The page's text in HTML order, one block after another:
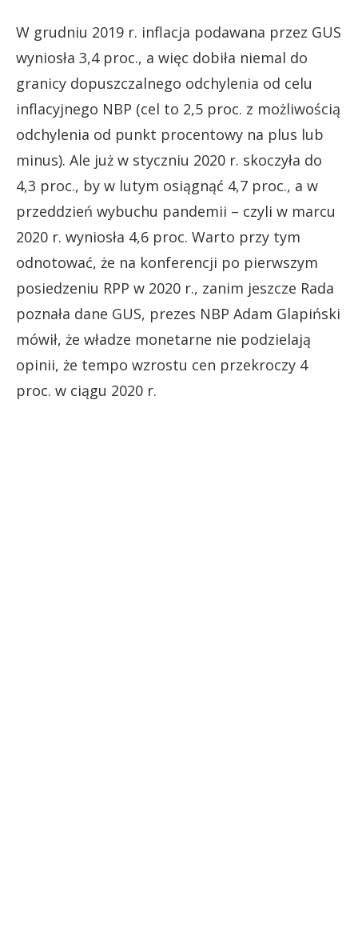
W grudniu 2019 r. inflacja podawana przez GUS
wyniosła 3,4 proc., a więc dobiła niemal do
granicy dopuszczalnego odchylenia od celu
inflacyjnego NBP (cel to 2,5 proc. z możliwością
odchylenia od punkt procentowy na plus lub
minus). Ale już w styczniu 2020 r. skoczyła do
4,3 proc., by w lutym osiągnąć 4,7 proc., a w
przeddzień wybuchu pandemii – czyli w marcu
2020 r. wyniosła 4,6 proc. Warto przy tym
odnotować, że na konferencji po pierwszym
posiedzeniu RPP w 2020 r., zanim jeszcze Rada
poznała dane GUS, prezes NBP Adam Glapiński
mówił, że władze monetarne nie podzielają
opinii, że tempo wzrostu cen przekroczy 4
proc. w ciągu 2020 r.